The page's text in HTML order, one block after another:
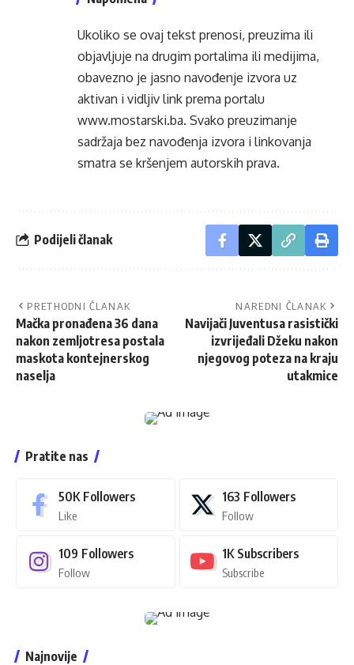
Ukoliko se ovaj tekst prenosi, preuzima ili
objavljuje na drugim portalima ili medijima,
obavezno je jasno navođenje izvora uz
aktivan i vidljiv link prema portalu
www.mostarski.ba. Svako preuzimanje
sadržaja bez navođenja izvora i linkovanja
smatra se kršenjem autorskih prava.
Podijeli članak
PRETHODNI ČLANAK
Mačka pronađena 36 dana
nakon zemljotresa postala
maskota kontejnerskog
naselja
NAREDNI ČLANAK
Navijači Juventusa rasistički
izvrijeđali Džeku nakon
njegovog poteza na kraju
utakmice
Pratite nas
50K Followers
Like
163 Followers
Follow
109 Followers
Follow
1K Subscribers
Subscribe
Najnovije